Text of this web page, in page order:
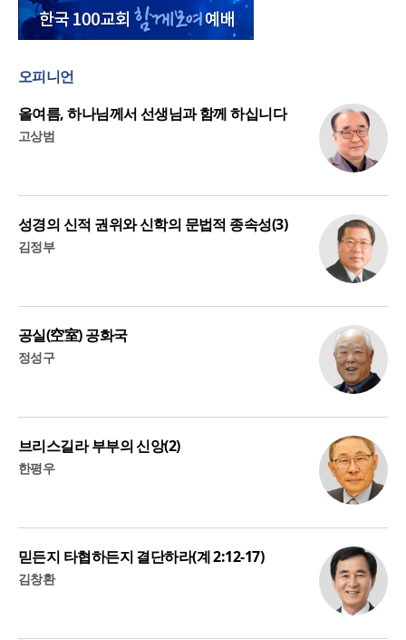
오피니언
올여름, 하나님께서 선생님과 함께 하십니다
고상범
성경의 신적 권위와 신학의 문법적 종속성(3)
김정부
공실(空室) 공화국
정성구
브리스길라 부부의 신앙(2)
한평우
믿든지 타협하든지 결단하라(계 2:12-17)
김창환